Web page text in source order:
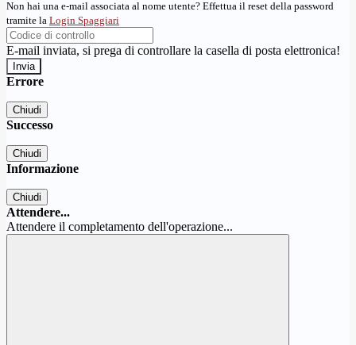
Non hai una e-mail associata al nome utente? Effettua il reset della password
tramite la Login Spaggiari
E-mail inviata, si prega di controllare la casella di posta elettronica!
Errore
Chiudi
Successo
Chiudi
Informazione
Chiudi
Attendere...
Attendere il completamento dell'operazione...